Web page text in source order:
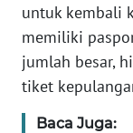
untuk kembali
memiliki
jumlah besar,
tiket
Baca Juga:
Wahana
News
Regional
WN
SUMUT